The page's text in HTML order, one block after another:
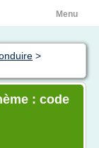
Menu
>
: code